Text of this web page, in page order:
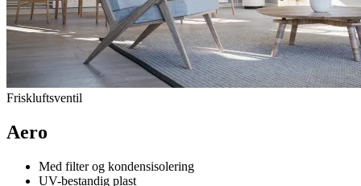
Friskluftsventil
Aero
Med filter og kondensisolering
UV-bestandig plast